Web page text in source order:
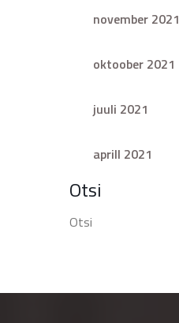
november 2021
oktoober 2021
juuli 2021
aprill 2021
Otsi